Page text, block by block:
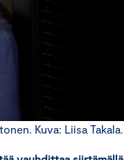
Kuva: Liisa Takala.